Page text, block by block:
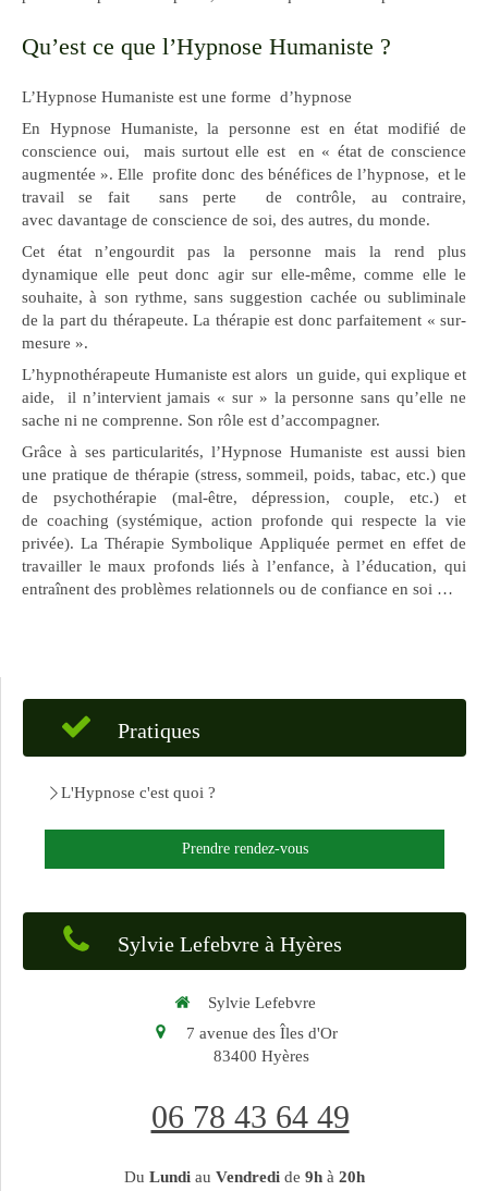
Qu’est ce que l’Hypnose Humaniste ?
L’Hypnose Humaniste est une forme d’hypnose
En Hypnose Humaniste, la personne est en état modifié de
conscience oui, mais surtout elle est en « état de conscience
augmentée ». Elle profite donc des bénéfices de l’hypnose, et le
travail se fait sans perte de contrôle, au contraire,
avec davantage de conscience de soi, des autres, du monde.
Cet état n’engourdit pas la personne mais la rend plus
dynamique elle peut donc agir sur elle-même, comme elle le
souhaite, à son rythme, sans suggestion cachée ou subliminale
de la part du thérapeute. La thérapie est donc parfaitement « sur-
mesure ».
L’hypnothérapeute Humaniste est alors un guide, qui explique et
aide, il n’intervient jamais « sur » la personne sans qu’elle ne
sache ni ne comprenne. Son rôle est d’accompagner.
Grâce à ses particularités, l’Hypnose Humaniste est aussi bien
une pratique de thérapie (stress, sommeil, poids, tabac, etc.) que
de psychothérapie (mal-être, dépression, couple, etc.) et
de coaching (systémique, action profonde qui respecte la vie
privée). La Thérapie Symbolique Appliquée permet en effet de
travailler le maux profonds liés à l’enfance, à l’éducation, qui
entraînent des problèmes relationnels ou de confiance en soi …
Pratiques
L'Hypnose c'est quoi ?
Prendre rendez-vous
Sylvie Lefebvre à Hyères
Sylvie Lefebvre
7 avenue des Îles d'Or
83400 Hyères
06 78 43 64 49
Du Lundi au Vendredi de 9h à 20h